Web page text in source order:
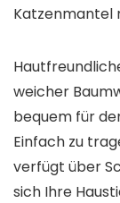
Katzenmantel
weicher
bequem für
Einfach zu
verfügt über
sich Ihre